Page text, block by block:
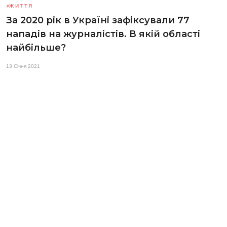
ЖИТТЯ
За 2020 рік в Україні зафіксували 77
нападів на журналістів. В якій області
найбільше?
13 Січня 2021